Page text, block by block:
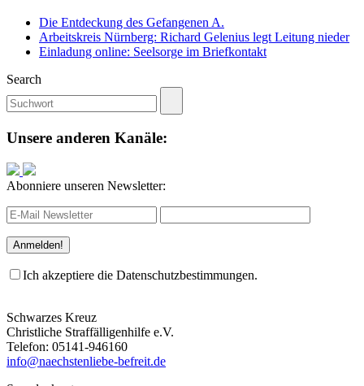
Die Entdeckung des Gefangenen A.
Arbeitskreis Nürnberg: Richard Gelenius legt Leitung nieder
Einladung online: Seelsorge im Briefkontakt
Search
Unsere anderen Kanäle:
Abonniere unseren Newsletter:
Ich akzeptiere die Datenschutzbestimmungen.
Schwarzes Kreuz
Christliche Straffälligenhilfe e.V.
Telefon: 05141-946160
info@naechstenliebe-befreit.de